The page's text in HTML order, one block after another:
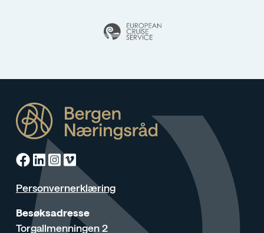
Facebook
Linkedin
Instagram
Vimeo
Personvernerklæring
Besøksadresse
Torgallmenningen 2